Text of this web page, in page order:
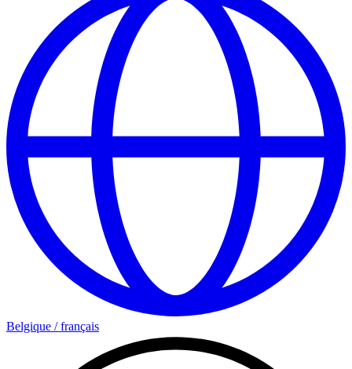
Belgique /français